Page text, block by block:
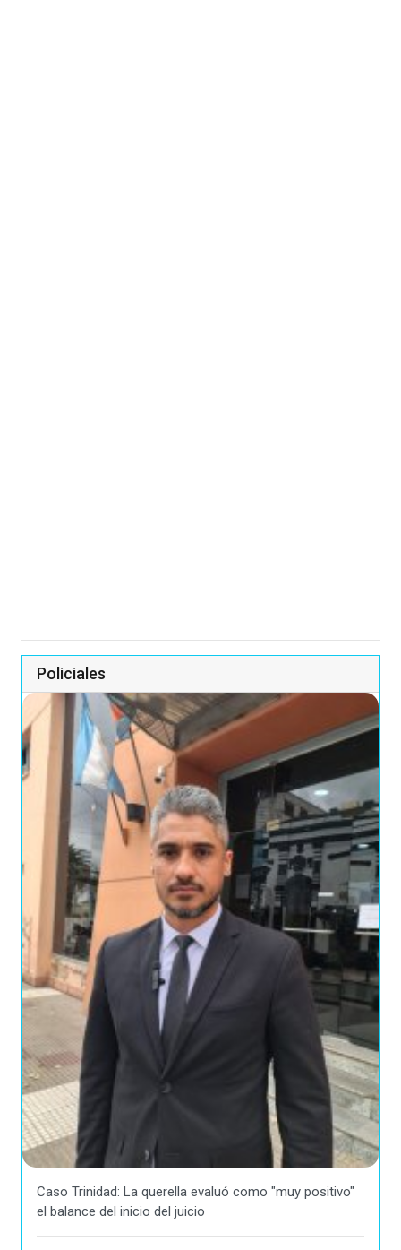
Policiales
Caso Trinidad: La querella evaluó como "muy positivo"
el balance del inicio del juicio